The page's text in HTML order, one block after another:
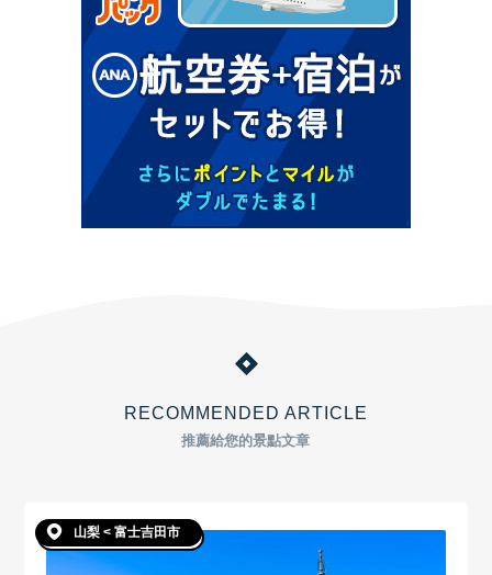
RECOMMENDED ARTICLE
推薦給您的景點文章
山梨 < 富士吉田市